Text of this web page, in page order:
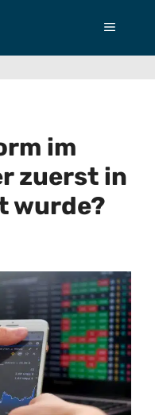
Menü
im
zuerst in
wurde?